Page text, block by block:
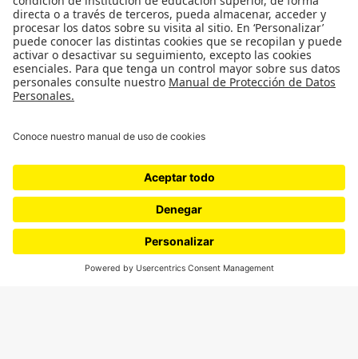
Cultura
Medio ambiente
Medios y periodismo
Ciudad
¿Quiénes somos?
Ediciones especiales
Proyectos 070